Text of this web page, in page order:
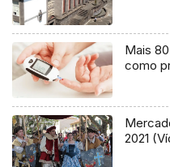
Mais
como
2021